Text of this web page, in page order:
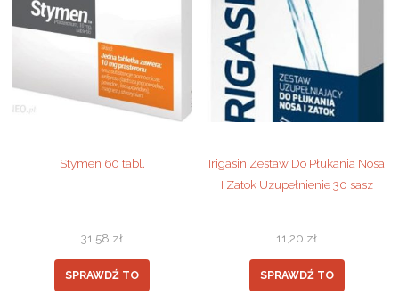
Stymen 60 tabl.
31,58 zł
SPRAWDŹ TO
Irigasin Zestaw Do Płukania Nosa
I Zatok Uzupełnienie 30 sasz
11,20 zł
SPRAWDŹ TO